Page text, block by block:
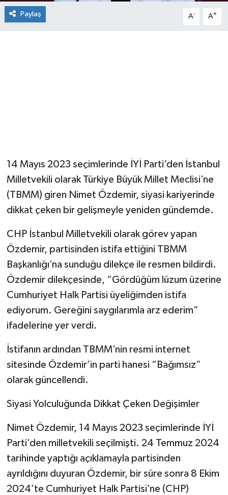
Paylaş A- A+
14 Mayıs 2023 seçimlerinde İYİ Parti’den İstanbul
Milletvekili olarak Türkiye Büyük Millet Meclisi’ne
(TBMM) giren Nimet Özdemir, siyasi kariyerinde
dikkat çeken bir gelişmeyle yeniden gündemde.
CHP İstanbul Milletvekili olarak görev yapan
Özdemir, partisinden istifa ettiğini TBMM
Başkanlığı’na sunduğu dilekçe ile resmen bildirdi.
Özdemir dilekçesinde, “Gördüğüm lüzum üzerine
Cumhuriyet Halk Partisi üyeliğimden istifa
ediyorum. Gereğini saygılarımla arz ederim”
ifadelerine yer verdi.
İstifanın ardından TBMM’nin resmi internet
sitesinde Özdemir’in parti hanesi “Bağımsız”
olarak güncellendi.
Siyasi Yolculuğunda Dikkat Çeken Değişimler
Nimet Özdemir, 14 Mayıs 2023 seçimlerinde İYİ
Parti’den milletvekili seçilmişti. 24 Temmuz 2024
tarihinde yaptığı açıklamayla partisinden
ayrıldığını duyuran Özdemir, bir süre sonra 8 Ekim
2024’te Cumhuriyet Halk Partisi’ne (CHP)